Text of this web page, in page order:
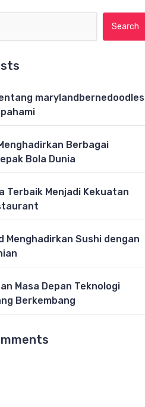
marylandbernedoodles
Berbagai
Bola Dunia
Terbaik Menjadi Kekuatan
Menghadirkan Sushi dengan
Masa Depan Teknologi
Berkembang